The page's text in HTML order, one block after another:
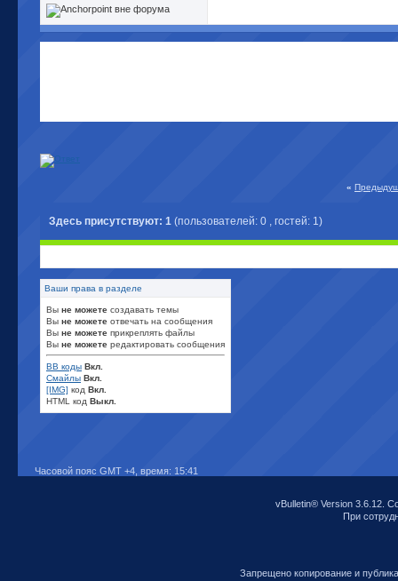
«
Здесь присутствуют: 1 (пользователей: 0 , гостей: 1)
Ваши права в разделе
Вы не можете создавать темы
Вы не можете отвечать на сообщения
Вы не можете прикреплять файлы
Вы не можете редактировать сообщения
BB коды Вкл.
Смайлы Вкл.
[IMG] код Вкл.
HTML код Выкл.
Часовой пояс GMT +4, время: 15:41
vBulletin® Version 3.6.12.
При
Запрещено копирование и